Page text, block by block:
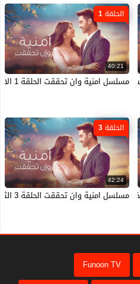
40:21
الحلقة 1
مسلسل امنية وان تحققت الحلقة 1 الاولى مدبلجة HD
42:24
الحلقة 3
مسلسل امنية وان تحققت الحلقة 3 الثالثة مدبلجة HD
Funoon TV